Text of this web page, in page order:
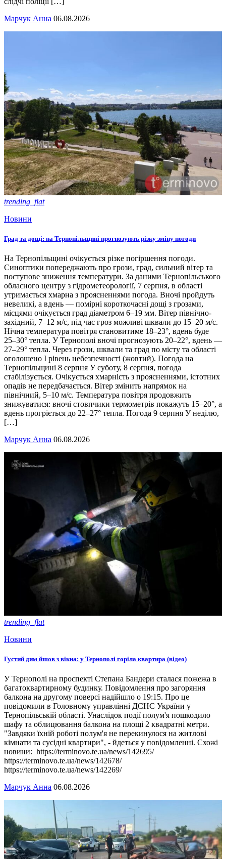
Марчук Анна 06.08.2026
trending_flat
Новини
Град та дощі: на Тернопільщині прогнозують різку зміну погоди
На Тернопільщині очікується різке погіршення погоди.
Синоптики попереджають про грози, град, сильний вітер та
поступове зниження температури. За даними Тернопільського
обласного центру з гідрометеорології, 7 серпня, в області
утримається хмарна з проясненнями погода. Вночі пройдуть
невеликі, а вдень — помірні короткочасні дощі з грозами,
місцями очікується град діаметром 6–19 мм. Вітер північно-
західний, 7–12 м/с, під час гроз можливі шквали до 15–20 м/с.
Нічна температура повітря становитиме 18–23°, вдень буде
25–30° тепла. У Тернополі вночі прогнозують 20–22°, вдень —
27–29° тепла. Через грози, шквали та град по місту та області
оголошено І рівень небезпечності (жовтий). Погода на
Тернопільщині 8 серпня У суботу, 8 серпня, погода
стабілізується. Очікується хмарність з проясненнями, істотних
опадів не передбачається. Вітер змінить напрямок на
північний, 5–10 м/с. Температура повітря продовжить
знижуватися: вночі стовпчики термометрів покажуть 15–20°, а
вдень прогріється до 22–27° тепла. Погода 9 серпня У неділю,
[…]
Марчук Анна 06.08.2026
trending_flat
Новини
Густий дим йшов з вікна: у Тернополі горіла квартира (відео)
У Тернополі на проспекті Степана Бандери сталася пожежа в
багатоквартирному будинку. Повідомлення про загоряння
балкона на другому поверсі надійшло о 19:15. Про це
повідомили в Головному управлінні ДСНС України у
Тернопільській області. Унаслідок події полум'я пошкодило
шафу та облицювання балкона на площі 2 квадратні метри.
"Завдяки їхній роботі полум'я не перекинулося на житлові
кімнати та сусідні квартири", - йдеться у повідомленні. Схожі
новини: https://terminovo.te.ua/news/142695/
https://terminovo.te.ua/news/142678/
https://terminovo.te.ua/news/142269/
Марчук Анна 06.08.2026